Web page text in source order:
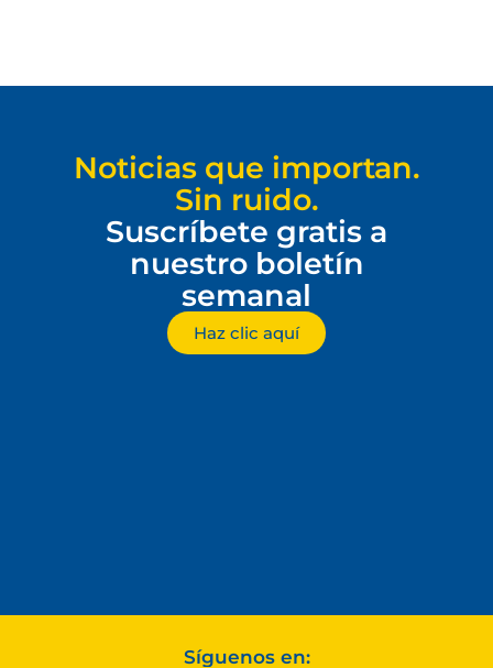
Noticias que importan.
Sin ruido.
Suscríbete gratis a
nuestro boletín
semanal
Haz clic aquí
Síguenos en: